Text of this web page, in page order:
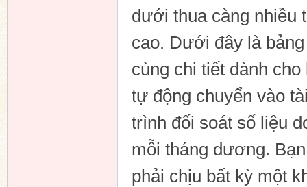
dưới thua càng nhiều
cao. Dưới đây là
cùng chi tiết dành
tự động chuyển vào
trình đối soát số liệu
mỗi tháng dương.
phải chịu bất kỳ một